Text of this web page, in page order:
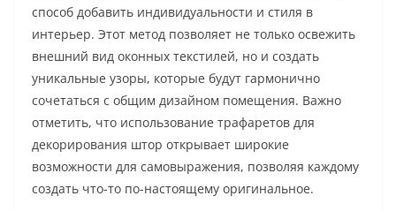
способ добавить индивидуальности и стиля в
интерьер. Этот метод позволяет не только освежить
внешний вид оконных текстилей, но и создать
уникальные узоры, которые будут гармонично
сочетаться с общим дизайном помещения. Важно
отметить, что использование трафаретов для
декорирования штор открывает широкие
возможности для самовыражения, позволяя каждому
создать что-то по-настоящему оригинальное.